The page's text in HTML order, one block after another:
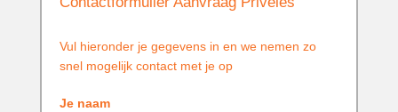
Vul hieronder je gegevens in en we nemen zo
snel mogelijk contact met je op
Je naam